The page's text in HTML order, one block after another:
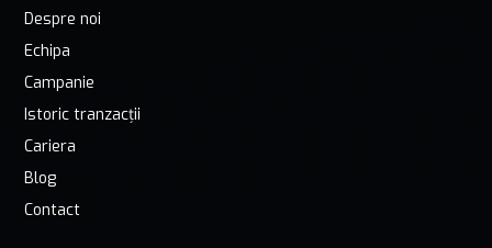
Despre noi
Echipa
Campanie
Istoric tranzacții
Cariera
Blog
Contact